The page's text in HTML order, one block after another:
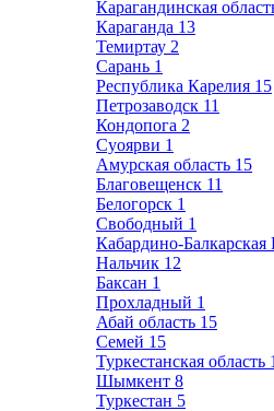
Карагандинская
Караганда 13
Темиртау 2
Сарань 1
Республика Карелия 15
Петрозаводск 11
Кондопога 2
Суоярви 1
Амурская область 15
Благовещенск 11
Белогорск 1
Свободный 1
Кабардино-Балкарская
Нальчик 12
Баксан 1
Прохладный 1
Абай область 15
Семей 15
Туркестанская область
Шымкент 8
Туркестан 5